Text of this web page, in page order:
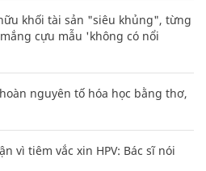
khối tài sản "siêu khủng", từng
cựu mẫu 'không có nổi
nguyên tố hóa học bằng thơ,
vì tiêm vắc xin HPV: Bác sĩ nói